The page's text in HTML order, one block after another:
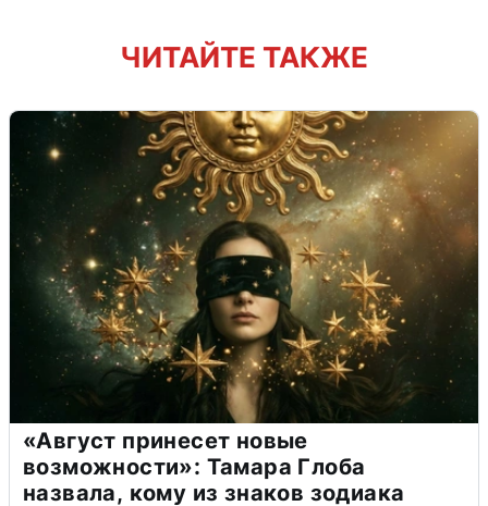
ЧИТАЙТЕ ТАКЖЕ
«Август принесет новые
возможности»: Тамара Глоба
назвала, кому из знаков зодиака